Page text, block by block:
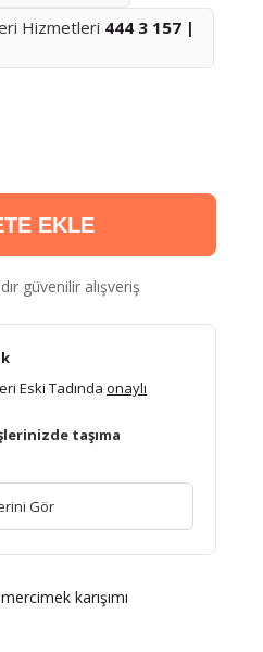
Hizmetleri 444 3 157 |
EKLE
güvenilir alışveriş
Eski Tadında onaylı
taşıma
Gör
karışımı